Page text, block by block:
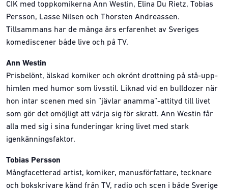
CIK med toppkomikerna Ann Westin, Elina Du Rietz, Tobias
Persson, Lasse Nilsen och Thorsten Andreassen.
Tillsammans har de många års erfarenhet av Sveriges
komediscener både live och på TV.
Ann Westin
Prisbelönt, älskad komiker och okrönt drottning på stå-upp-
himlen med humor som livsstil. Liknad vid en bulldozer när
hon intar scenen med sin ”jävlar anamma”-attityd till livet
som gör det omöjligt att värja sig för skratt. Ann Westin får
alla med sig i sina funderingar kring livet med stark
igenkänningsfaktor.
Tobias Persson
Mångfacetterad artist, komiker, manusförfattare, tecknare
och bokskrivare känd från TV, radio och scen i både Sverige